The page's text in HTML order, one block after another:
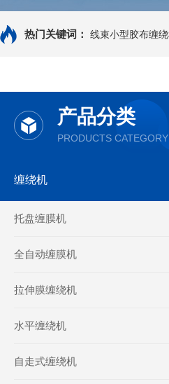
热门关键词： 线束小型胶布缠
产品分类
PRODUCTS CATEGORY
缠绕机
托盘缠膜机
全自动缠膜机
拉伸膜缠绕机
水平缠绕机
自走式缠绕机